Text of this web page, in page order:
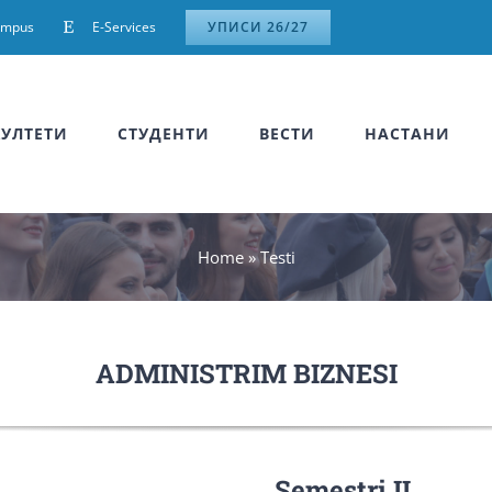
E-Services УПИСИ 26/27
СТУДЕНТИ ВЕСТИ НАСТАНИ
Home»Testi
ADMINISTRIM BIZNESI